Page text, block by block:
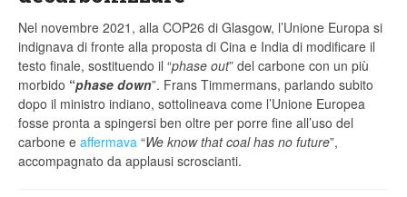
Nel novembre 2021, alla COP26 di Glasgow, l’Unione Europa si
indignava di fronte alla proposta di Cina e India di modificare il
testo finale, sostituendo il “phase out” del carbone con un più
morbido “phase down”. Frans Timmermans, parlando subito
dopo il ministro indiano, sottolineava come l’Unione Europea
fosse pronta a spingersi ben oltre per porre fine all’uso del
carbone e affermava “We know that coal has no future”,
accompagnato da applausi scroscianti.